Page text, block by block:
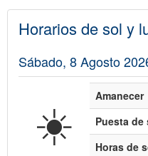
Horarios de sol y
Sábado, 8 Agosto
☀️ Amanecer
Puesta de
Horas de